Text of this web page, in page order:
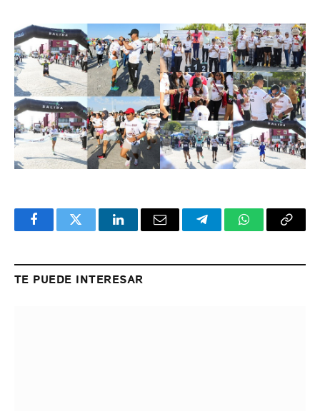
FacebookTwitter LinkedInEmail TelegramWhatsApp
Copy
TE PUEDE INTERESAR